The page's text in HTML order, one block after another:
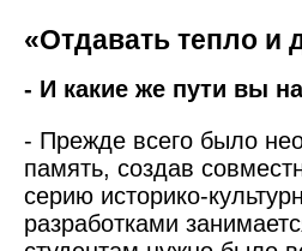
«Отдавать тепло и
- И какие же пути вы
- Прежде всего было
память, создав
серию историко-
разработками